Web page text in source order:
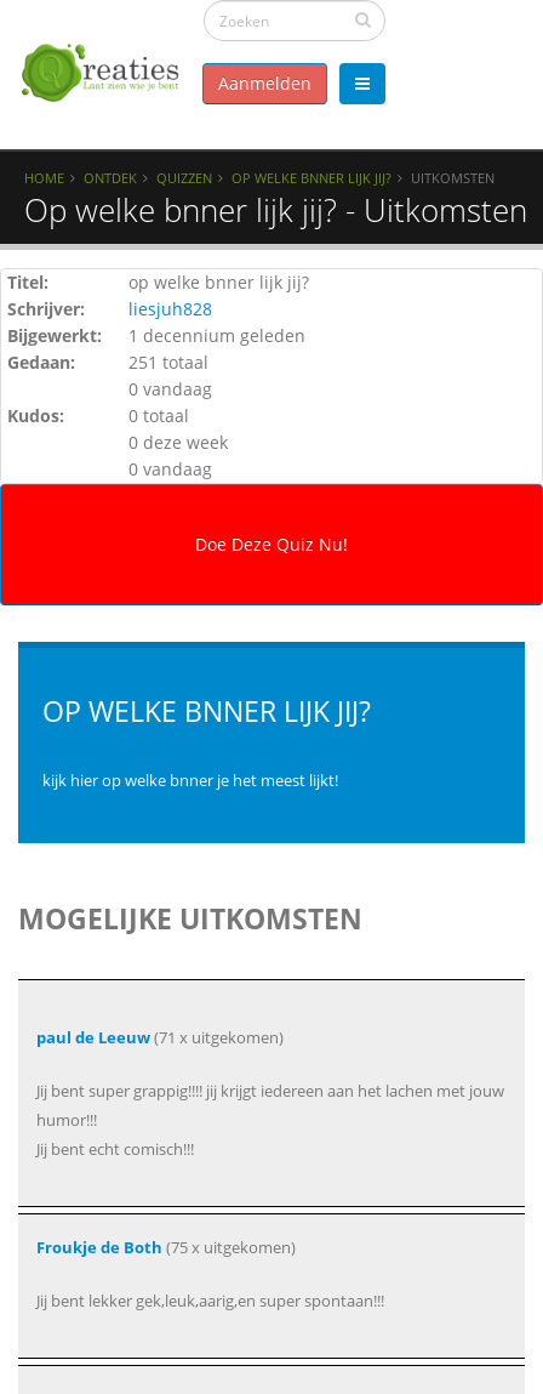
Aanmelden
HOME ONTDEK QUIZZEN OP WELKE BNNER LIJK JIJ? UITKOMSTEN
Op welke bnner lijk jij? - Uitkomsten
Titel:
op welke bnner lijk jij?
Schrijver:
liesjuh828
Bijgewerkt:
1 decennium geleden
Gedaan:
251 totaal
0 vandaag
Kudos:
0 totaal
0 deze week
0 vandaag
OP WELKE BNNER LIJK JIJ?
kijk hier op welke bnner je het meest lijkt!
MOGELIJKE UITKOMSTEN
paul de Leeuw(71 x uitgekomen)
Jij bent super grappig!!!! jij krijgt iedereen aan het lachen met jouw
humor!!!
Jij bent echt comisch!!!
Froukje de Both (75 x uitgekomen)
Jij bent lekker gek,leuk,aarig,en super spontaan!!!